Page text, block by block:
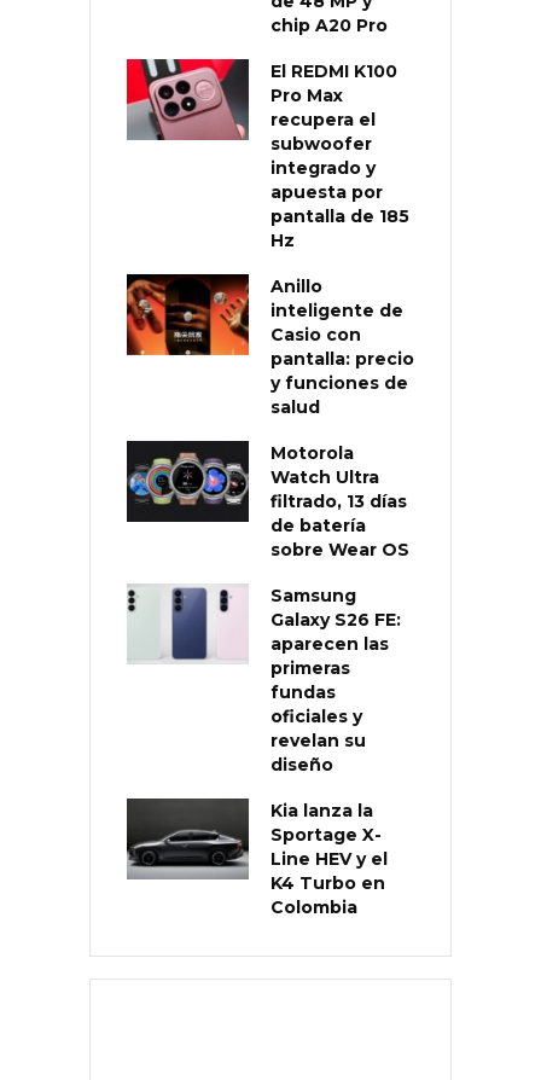
chip A20 Pro
El REDMI K100
Pro Max
recupera el
subwoofer
integrado y
apuesta por
pantalla de 185
Hz
Anillo
inteligente de
Casio con
pantalla: precio
y funciones de
salud
Motorola
Watch Ultra
filtrado, 13 días
de batería
sobre Wear OS
Samsung
Galaxy S26 FE:
aparecen las
primeras
fundas
oficiales y
revelan su
diseño
Kia lanza la
Sportage X-
Line HEV y el
K4 Turbo en
Colombia